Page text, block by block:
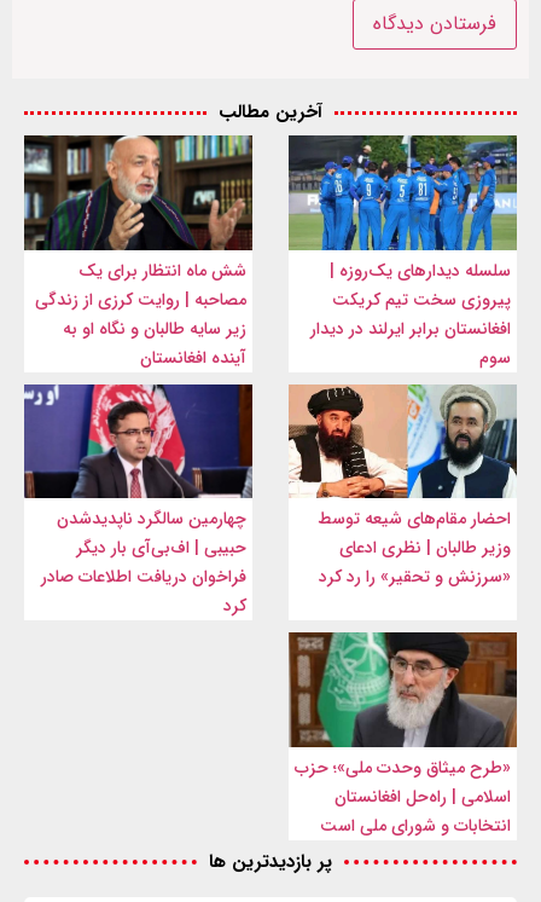
آخرین مطالب
سلسله دیدارهای یک‌روزه |
پیروزی سخت تیم کریکت
افغانستان برابر ایرلند در دیدار
سوم
شش ماه انتظار برای یک
مصاحبه | روایت کرزی از زندگی
زیر سایه طالبان و نگاه او به
آینده افغانستان
احضار مقام‌های شیعه توسط
وزیر طالبان | نظری ادعای
«سرزنش و تحقیر» را رد کرد
چهارمین سالگرد ناپدیدشدن
حبیبی | اف‌بی‌آی بار دیگر
فراخوان دریافت اطلاعات صادر
کرد
«طرح میثاق وحدت ملی»؛ حزب
اسلامی | راه‌حل افغانستان
انتخابات و شورای ملی است
پر بازدیدترین ها